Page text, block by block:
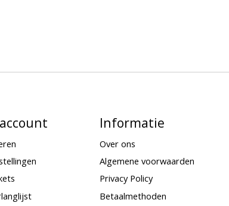
Informatie
Over ons
Algemene voorwaarden
Privacy Policy
Betaalmethoden